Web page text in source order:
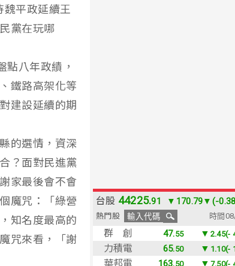
魏平政延續王
黨在玩哪
點八年政績，
鐵路高架化等
建設延續的期
的選情，資深
？面對民進黨
家最後會不會
魔咒：「綠營
知名度最高的
咒來看，「謝